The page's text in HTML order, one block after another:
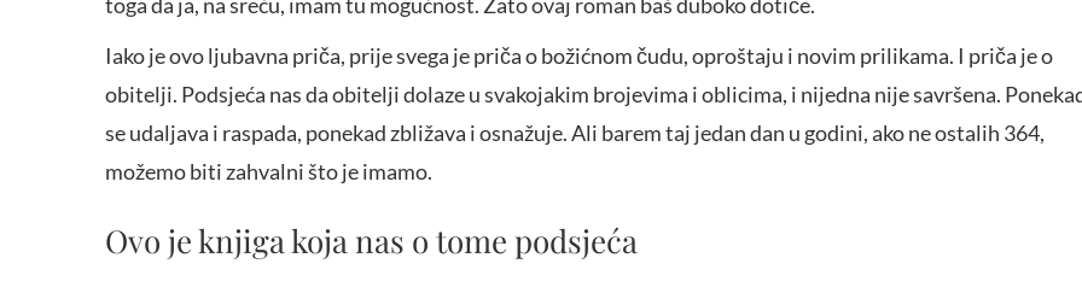
Iako je ovo ljubavna priča, prije svega je priča o božićnom čudu, oproštaju i novim prilikama. I priča je o
obitelji. Podsjeća nas da obitelji dolaze u svakojakim brojevima i oblicima, i nijedna nije savršena.
se udaljava i raspada, ponekad zbližava i osnažuje. Ali barem taj jedan dan u godini, ako ne ostalih 364,
možemo biti zahvalni što je imamo.
Ovo je knjiga koja nas o tome podsjeća